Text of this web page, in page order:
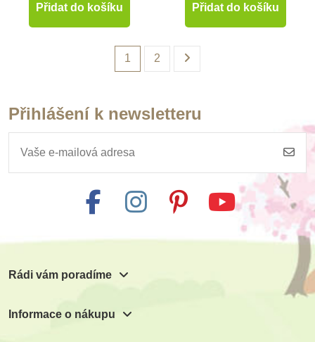
Přidat do košíku Přidat do košíku
1 2
Přihlášení k newsletteru
Rádi vám poradíme
Informace o nákupu